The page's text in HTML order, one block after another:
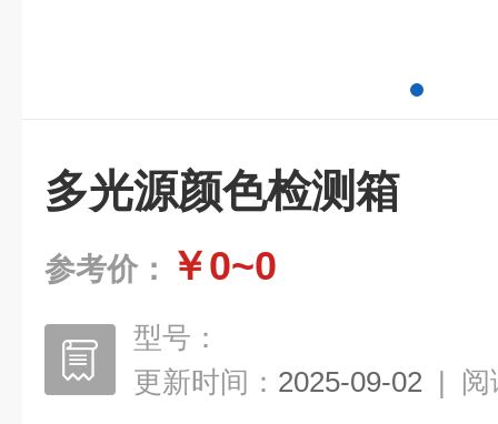
多光源颜色检测箱
参考价： ￥0~0
型号：
更新时间： 2025-09-02 | 阅